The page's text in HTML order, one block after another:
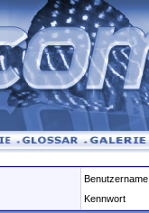
Benutzername
Kennwort